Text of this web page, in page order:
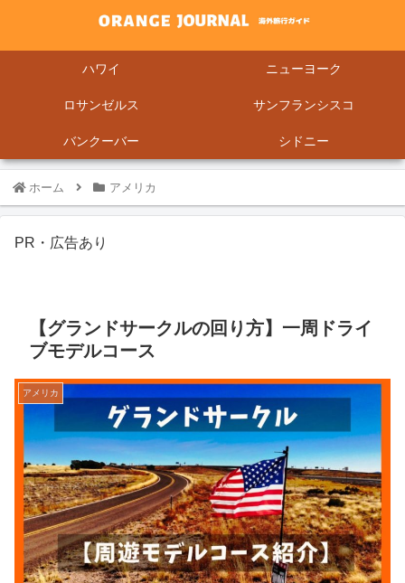
ハワイ ニューヨーク
ロサンゼルス サンフランシスコ
バンクーバー シドニー
ホーム アメリカ
PR・広告あり
【グランドサークルの回り方】一周ドライ
ブモデルコース
アメリカ